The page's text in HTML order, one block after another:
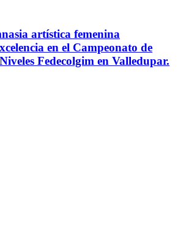
artística femenina
en el Campeonato de
Fedecolgim en Valledupar.